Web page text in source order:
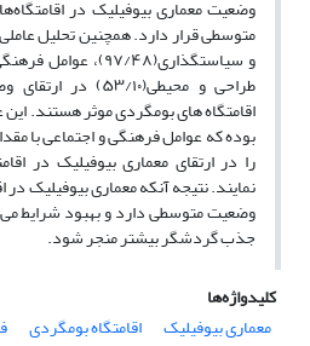
وضعیت معماری بیوفیلیک در
متوسطی قرار دارد. همچنین تحلیل
طراحی و محیطی(۵۳/
را در ارتقای معماری بیوفیلیک در
نمایند. نتیجه آنکه معماری بیوفیلیک
وضعیت متوسطی دارد و بهبود شرایط
جذب گردشگر بیشتر منجر شود.
کلیدواژه‌ها
معماری بیوفیلیک
اقامتگاه بومگردی